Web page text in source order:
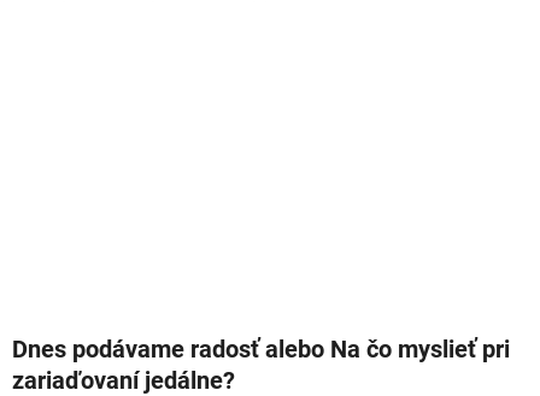
Dnes podávame radosť alebo Na čo myslieť pri
zariaďovaní jedálne?